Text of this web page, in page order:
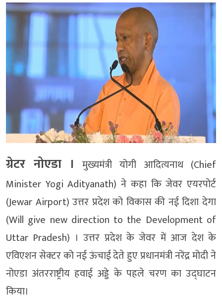
ग्रेटर नोएडा । मुख्यमंत्री योगी आदित्यनाथ (Chief
Minister Yogi Adityanath) ने कहा कि जेवर एयरपोर्ट
(Jewar Airport) उत्तर प्रदेश को विकास की नई दिशा देगा
(Will give new direction to the Development of
Uttar Pradesh) । उत्तर प्रदेश के जेवर में आज देश के
एविएशन सेक्टर को नई ऊंचाई देते हुए प्रधानमंत्री नरेंद्र मोदी ने
नोएडा अंतरराष्ट्रीय हवाई अड्डे के पहले चरण का उद्घाटन
किया।